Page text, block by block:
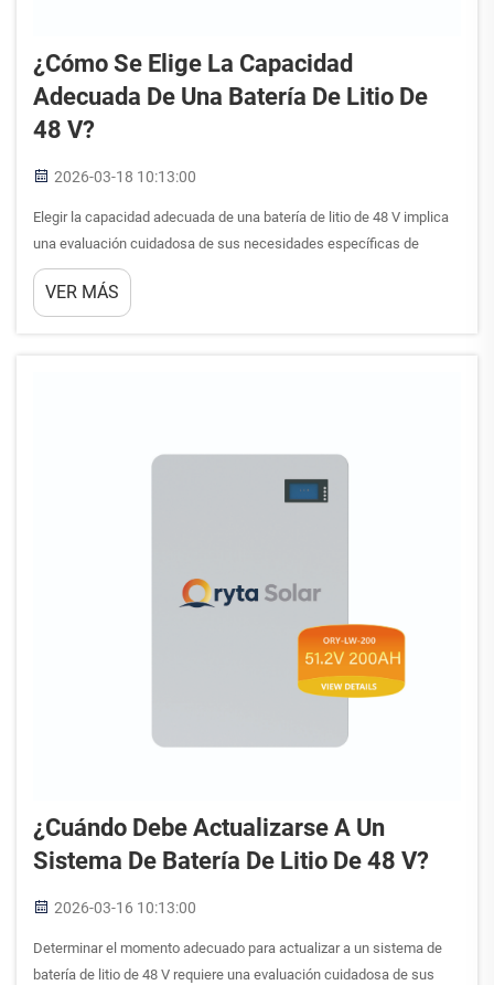
¿Cómo Se Elige La Capacidad
Adecuada De Una Batería De Litio De
48 V?
2026-03-18 10:13:00
Elegir la capacidad adecuada de una batería de litio de 48 V implica
una evaluación cuidadosa de sus necesidades específicas de
potencia, los requisitos de la aplicación y los factores de
compatibilidad del sistema. La capacidad de la batería afecta
VER MÁS
¿Cuándo Debe Actualizarse A Un
Sistema De Batería De Litio De 48 V?
2026-03-16 10:13:00
Determinar el momento adecuado para actualizar a un sistema de
batería de litio de 48 V requiere una evaluación cuidadosa de sus